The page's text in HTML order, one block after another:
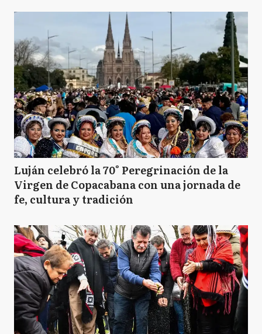
Luján celebró la 70° Peregrinación de la
Virgen de Copacabana con una jornada de
fe, cultura y tradición